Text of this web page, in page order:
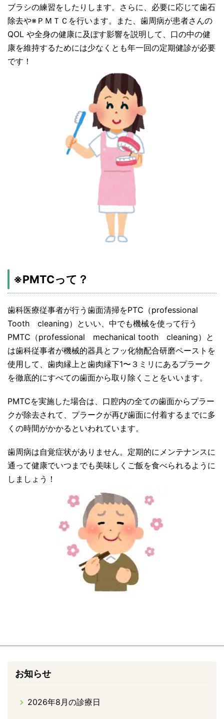
ブラシの練習をしたりします。さらに、必要に応じて歯石
除去や※ＰＭＴＣを行います。また、歯周病が患者さんの
QOL や全身の健康に及ぼす影響を説明して、口の中の健
康を維持するためには少なくとも年一回の定期健診が必要
です！
※PMTⅭって？
歯科医療従事者が行う歯面清掃をPTC（professional
Tooth cleaning）といい、中でも機械を使って行う
PMTC（professional mechanical tooth cleaning）と
は歯科従事者が機械的器具とフッ化物配合研磨ペーストを
使用して、歯肉縁上と歯肉縁下1〜３ミリにあるプラーク
を徹底的にすべての歯面から取り除くことをいいます。
PMTCを実施した場合は、口腔内の全ての歯面からプラー
クが除去されて、プラークが再び歯面に付着するまでに多
くの時間がかかるといわれています。
歯周病は自覚症状がありません。定期的にメンテナンスに
通って健康でいつまでも美味しくご飯を食べられるように
しましょう！
お知らせ
2026年8月の診療日